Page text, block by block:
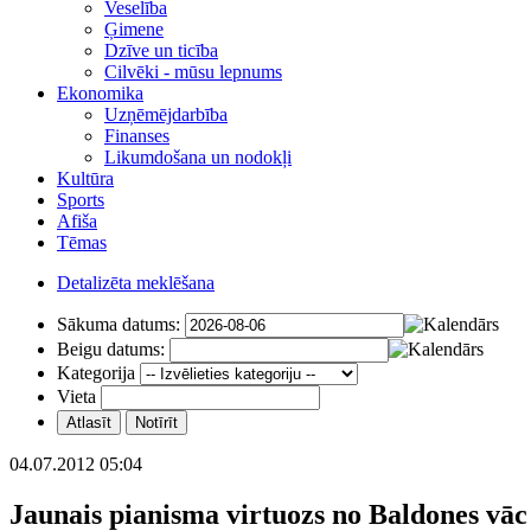
Veselība
Ģimene
Dzīve un ticība
Cilvēki - mūsu lepnums
Ekonomika
Uzņēmējdarbība
Finanses
Likumdošana un nodokļi
Kultūra
Sports
Afiša
Tēmas
Detalizēta meklēšana
Sākuma datums:
Beigu datums:
Kategorija
Vieta
04.07.2012 05:04
Jaunais pianisma virtuozs no Baldones